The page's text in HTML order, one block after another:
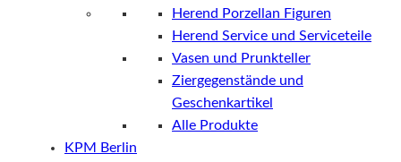
Herend Porzellan Figuren
Herend Service und Serviceteile
Vasen und Prunkteller
Ziergegenstände und
Geschenkartikel
Alle Produkte
KPM Berlin